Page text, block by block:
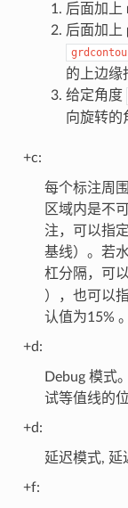
后面加上
后面加上
的上边缘
给定角度
向旋转的
+c:
每个标注周
区域内是不
注，可以指
基线）。若
杠分隔，可
），也可以
认值为15% 。
+d:
Debug 模式
试等值线的位
+d:
延迟模式, 延
+f: